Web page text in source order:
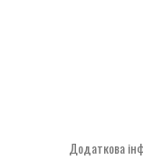
Додаткова